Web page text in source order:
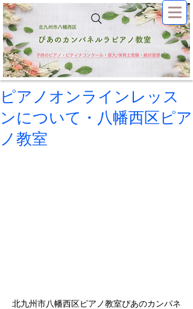
ピアノオンラインレッス
ンについて・八幡西区ピア
ノ教室
北九州市八幡西区ピアノ教室ぴあのカンパネ